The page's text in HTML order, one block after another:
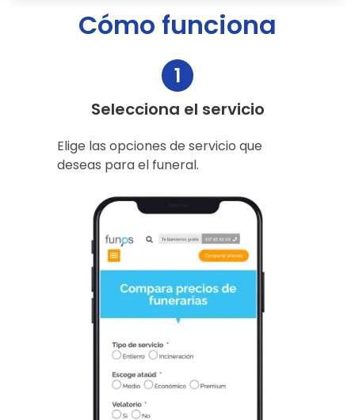
Cómo funciona
1
Selecciona el servicio
Elige las opciones de servicio que
deseas para el funeral.